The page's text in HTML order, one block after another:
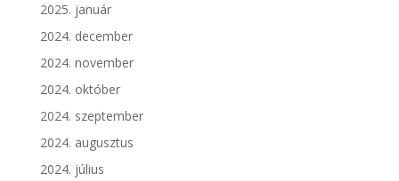
2025. január
2024. december
2024. november
2024. október
2024. szeptember
2024. augusztus
2024. július